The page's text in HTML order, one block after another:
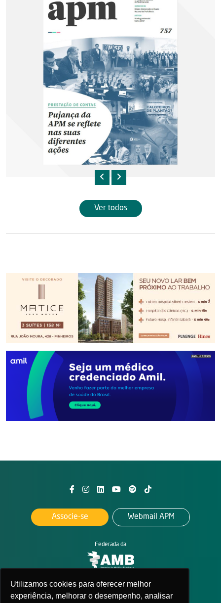
Utilizamos cookies para oferecer melhor
experiência, melhorar o desempenho, analisar
Ver todos
2026. All rights reserved
APM - Associação Paulista de Medicina
Federada da
Associe-se Webmail APM